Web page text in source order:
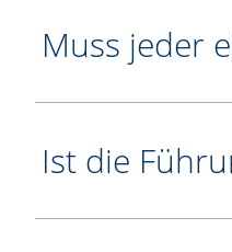
Muss jeder
Ist die